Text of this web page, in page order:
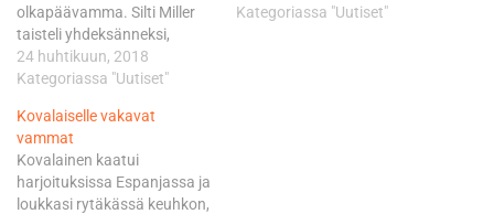
olkapäävamma. Silti Miller
taisteli yhdeksänneksi,
Pedrosa oli seitsemäs. MM-
sarjassa kahdeksantena
kauden valopilkkuja,
Argentiinassa hän oli peräti
neljäs. Vammansa Miller oli
saanut kaaduttuaan
24 huhtikuun, 2018
Kategoriassa "Uutiset"
harjoitukset olisi pitänyt
Kategoriassa "Uutiset"
Kovalaiselle vakavat
vammat
Kovalainen kaatui
harjoituksissa Espanjassa ja
loukkasi rytäkässä keuhkon,